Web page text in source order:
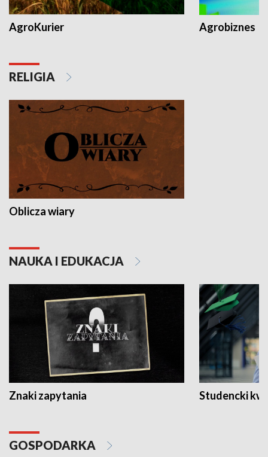
AgroKurier Agrobiznes
RELIGIA
Oblicza wiary
NAUKA I EDUKACJA
Znaki zapytania Studencki
GOSPODARKA